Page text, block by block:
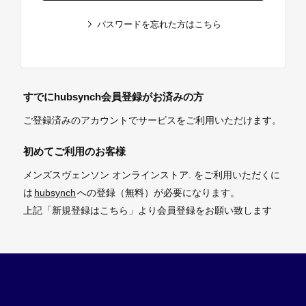
パスワードを忘れた方はこちら
すでにhubsynch会員登録がお済みの方
ご登録済みのアカウントでサービスをご利用いただけます。
初めてご利用のお客様
メンズスヴェンソン オンラインストア. をご利用いただくに
は hubsynchへの登録（無料）が必要になります。
上記「新規登録はこちら」より会員登録をお願い致します